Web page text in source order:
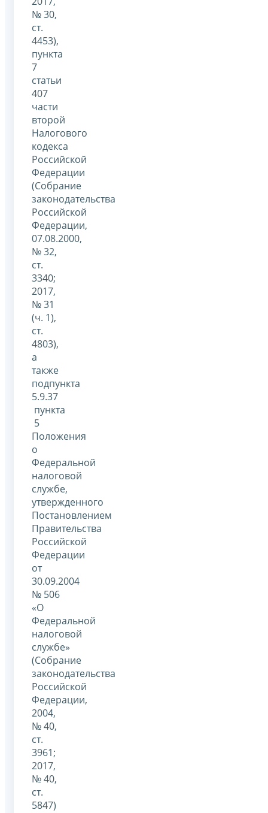
№ 30,
ст.
4453),
пункта
7
статьи
407
части
второй
Налогового
кодекса
Российской
Федерации
(Собрание
законодательства
Российской
Федерации,
07.08.2000,
№ 32,
ст.
3340;
2017,
№ 31
(ч. 1),
ст.
4803),
а
также
подпункта
5.9.37
пункта
5
Положения
о
Федеральной
налоговой
службе,
утвержденного
Постановлением
Правительства
Российской
Федерации
от
30.09.2004
№ 506
«О
Федеральной
налоговой
службе»
(Собрание
законодательства
Российской
Федерации,
2004,
№ 40,
ст.
3961;
2017,
№ 40,
ст.
5847)